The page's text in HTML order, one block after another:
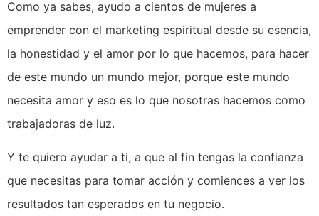
Como ya sabes, ayudo a cientos de mujeres a
emprender con el marketing espiritual desde su esencia,
la honestidad y el amor por lo que hacemos, para hacer
de este mundo un mundo mejor, porque este mundo
necesita amor y eso es lo que nosotras hacemos como
trabajadoras de luz.
Y te quiero ayudar a ti, a que al fin tengas la confianza
que necesitas para tomar acción y comiences a ver los
resultados tan esperados en tu negocio.